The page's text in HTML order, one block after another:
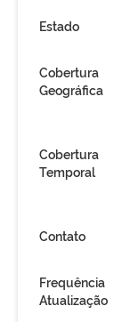
Estado
Cobertura
Geográfica
Cobertura
Temporal
Contato
Frequência
Atualização